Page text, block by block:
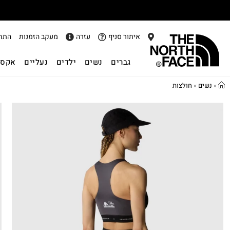
איתור סניף עזרה מעקב הזמנות
גברים נשים ילדים נעליים
» נשים » חולצות